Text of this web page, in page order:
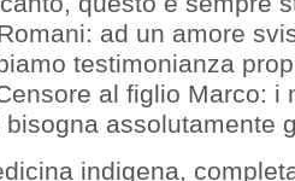
ad un amore
testimonianza
al figlio Marco: i
assolutamente
indigena,